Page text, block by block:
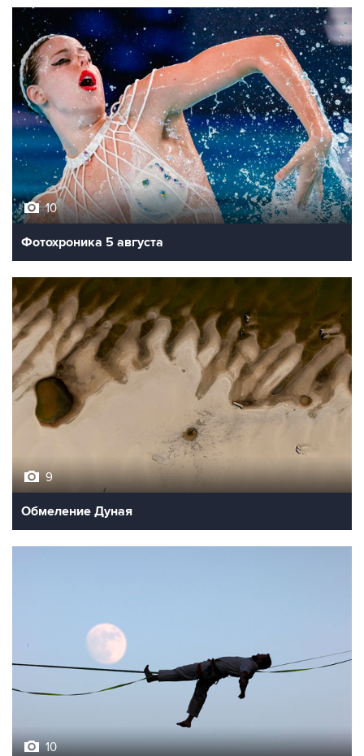
10
Фотохроника 5 августа
9
Обмеление Дуная
10